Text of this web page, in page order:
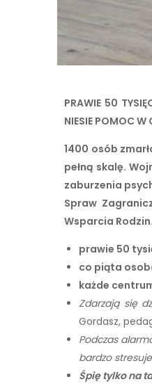
PRAWIE 50
NIESIE POMOC W
1400 osób
pełną skalę.
zaburzenia
Spraw
Wsparcia Rodzin.
prawie 50
co piąta
każde
Zdarzają się
Gordasz,
Podczas
bardzo
Śpię tylko na